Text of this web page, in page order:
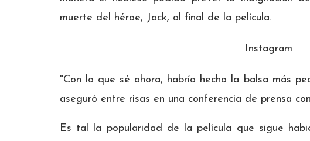
muerte del héroe, Jack, al final de la película.
Instagram
"Con lo que sé ahora, habría hecho la balsa más
aseguró entre risas en una conferencia de prensa
Es tal la popularidad de la película que sigue